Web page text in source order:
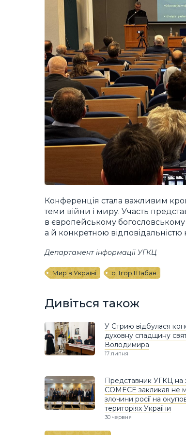
Конференція стала важливим
теми війни і миру. Участь
в європейському
а й конкретною
Департамент інформації УГКЦ
Мир в Україні о. Ігор Шабан
Дивіться також
У Стрию відбулася
духовну спадщину
Володимира
17 липня
Представник УГКЦ на
COMECE закликав не
злочини росії на
територіях України
30 червня